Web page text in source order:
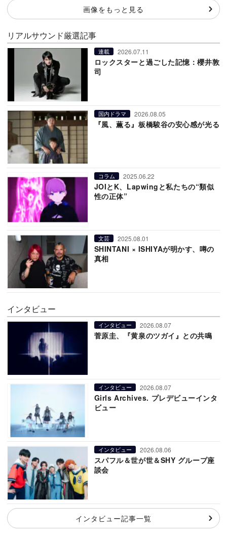
画像をもっと見る
リアルサウンド厳選記事
連載 2026.07.11
ロックスターと過ごした記憶：櫻井敦
司
国内ドラマ 2026.08.05
『風、薫る』板橋駿谷の安心感が光る
コラム 2025.06.22
JOIとK、Lapwingと私たちの“類似
性の正体”
文芸 2025.08.01
SHINTANI × ISHIYAが明かす、噂の
真相
インタビュー
インタビュー 2026.08.07
菅原圭、『黄泉のツガイ』との共鳴
インタビュー 2026.08.07
Girls Archives. プレデビューインタ
ビュー
インタビュー 2026.08.06
スパフル＆世が世＆SHY グループ座
談会
インタビュー記事一覧